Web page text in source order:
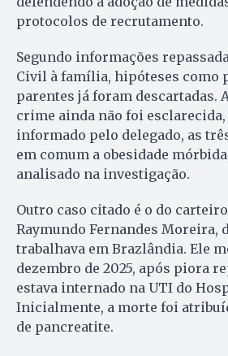
protocolos de recrutamento.
Segundo informações
Civil à família, hipóteses como
parentes já foram descartadas.
crime ainda não foi
informado pelo delegado, as
em comum a obesidade
analisado na investigação.
Outro caso citado é o do
Raymundo Fernandes Moreira,
trabalhava em Brazlândia. Ele
dezembro de 2025, após piora
estava internado na UTI do
Inicialmente, a morte foi
de pancreatite.